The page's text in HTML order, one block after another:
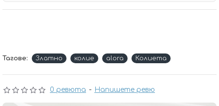
0 ревюта - Напишете ревю
Тагове: Златно колие alora Колиета